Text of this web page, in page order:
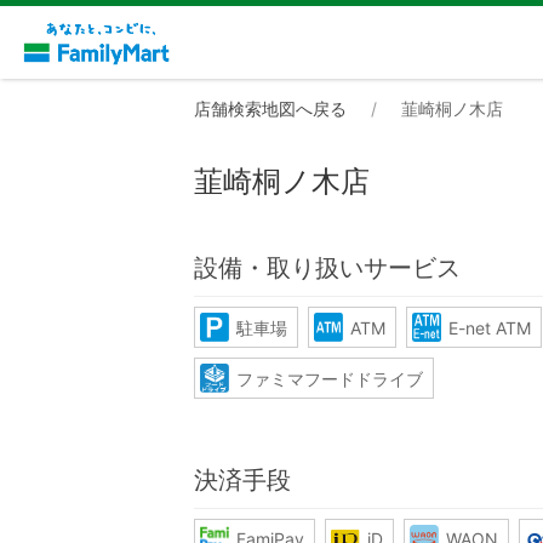
店舗検索地図へ戻る 韮崎桐ノ木店
韮崎桐ノ木店
設備・取り扱いサービス
駐車場 ATM E-net ATM
ファミマフードドライブ
決済手段